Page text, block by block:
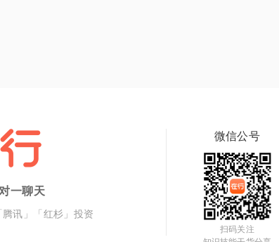
一聊天
腾讯」「红杉」投资
微信公号
扫码关注